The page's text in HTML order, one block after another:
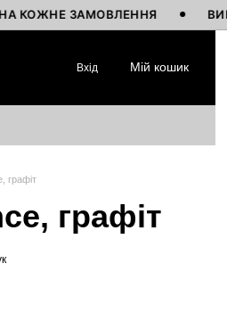
ЗАМОВЛЕННЯ
Вхід Мій кошик
графіт
графіт